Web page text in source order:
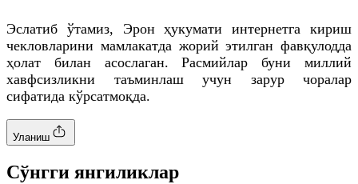
Эслатиб ўтамиз, Эрон ҳукумати интернетга кириш
чекловларини мамлакатда жорий этилган фавқулодда
ҳолат билан асослаган. Расмийлар буни миллий
хавфсизликни таъминлаш учун зарур чоралар
сифатида кўрсатмоқда.
Уланиш
Cўнгги янгиликлар